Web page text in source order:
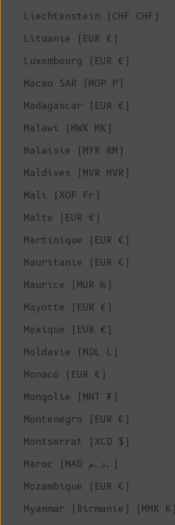
Liechtenstein (CHF CHF)
Lituanie (EUR €)
Luxembourg (EUR €)
Macao SAR (MOP P)
Madagascar (EUR €)
Malawi (MWK MK)
Malaisie (MYR RM)
Maldives (MVR MVR)
Mali (XOF Fr)
Malte (EUR €)
Martinique (EUR €)
Mauritanie (EUR €)
Maurice (MUR ₨)
Mayotte (EUR €)
Mexique (EUR €)
Moldavie (MDL L)
Monaco (EUR €)
Mongolie (MNT ₮)
Monténégro (EUR €)
Montserrat (XCD $)
Maroc (MAD د.م.)
Mozambique (EUR €)
Myanmar (Birmanie) (MMK K)